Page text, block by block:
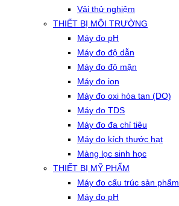
Vải thử nghiệm
THIẾT BỊ MÔI TRƯỜNG
Máy đo pH
Máy đo độ dẫn
Máy đo độ mặn
Máy đo ion
Máy đo oxi hòa tan (DO)
Máy đo TDS
Máy đo đa chỉ tiêu
Máy đo kích thước hạt
Màng lọc sinh học
THIẾT BỊ MỸ PHẨM
Máy đo cấu trúc sản phẩm
Máy đo pH